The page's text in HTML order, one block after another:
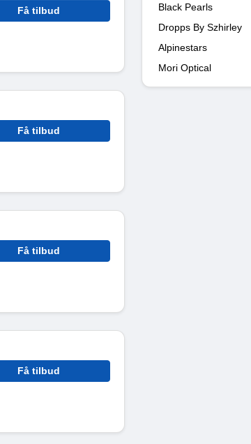
Få tilbud
Få tilbud
Få tilbud
Få tilbud
Black Pearls
Dropps By Szhirley
Alpinestars
Mori Optical